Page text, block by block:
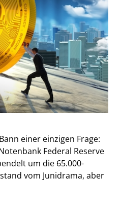
einer einzigen Frage:
Federal Reserve
um die 65.000-
vom Junidrama, aber